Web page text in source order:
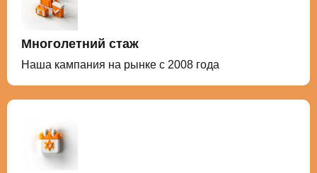
Многолетний стаж
Наша кампания на рынке с 2008 года